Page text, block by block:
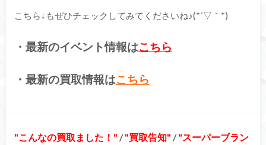
こちら↓もぜひチェックしてみてくださいね♪(*´▽｀*)
・最新のイベント情報はこちら
・最新の買取情報はこちら
こんなの買取ました！ / 買取告知 / スーパーブラン